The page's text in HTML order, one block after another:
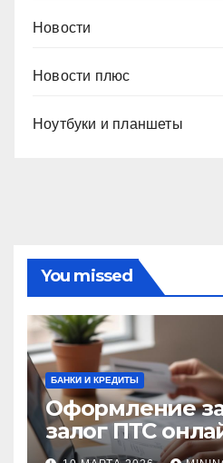
Новости
Новости плюс
Ноутбуки и планшеты
You missed
БАНКИ И КРЕДИТЫ
Оформление
залог ПТС
без визита в